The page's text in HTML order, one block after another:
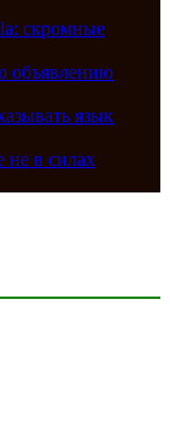
скромные
объявлению
язык
не в силах